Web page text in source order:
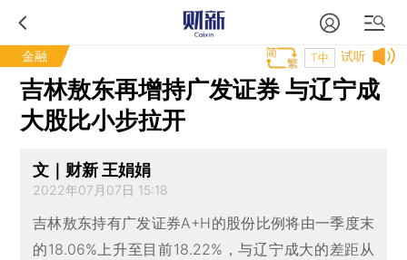
金融 试听
T中
吉林敖东再增持广发证券 与辽宁成
大股比小步拉开
文｜财新 王娟娟
2022年07月07日 15:18
吉林敖东持有广发证券A+H的股份比例将由一季度末
的18.06%上升至目前18.22%，与辽宁成大的差距从